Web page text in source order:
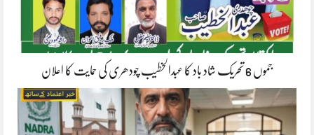
جموں 6 تحریک شاد باد کا عبدالخطیب چودھری کی حمایت کا اعلان